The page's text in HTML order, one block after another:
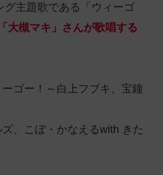
主題歌である「ウィーゴ
大槻マキ」さんが歌唱する
ゴー！～白上フブキ、宝鐘
、こぼ・かなえるwith きた